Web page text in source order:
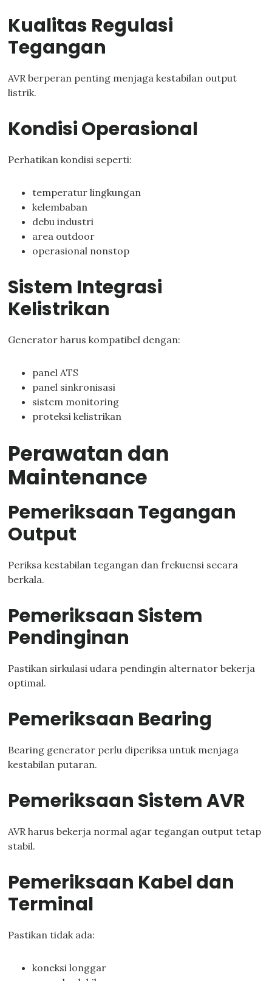
Kualitas Regulasi
Tegangan
AVR berperan penting menjaga kestabilan output
listrik.
Kondisi Operasional
Perhatikan kondisi seperti:
temperatur lingkungan
kelembaban
debu industri
area outdoor
operasional nonstop
Sistem Integrasi
Kelistrikan
Generator harus kompatibel dengan:
panel ATS
panel sinkronisasi
sistem monitoring
proteksi kelistrikan
Perawatan dan
Maintenance
Pemeriksaan Tegangan
Output
Periksa kestabilan tegangan dan frekuensi secara
berkala.
Pemeriksaan Sistem
Pendinginan
Pastikan sirkulasi udara pendingin alternator bekerja
optimal.
Pemeriksaan Bearing
Bearing generator perlu diperiksa untuk menjaga
kestabilan putaran.
Pemeriksaan Sistem AVR
AVR harus bekerja normal agar tegangan output tetap
stabil.
Pemeriksaan Kabel dan
Terminal
Pastikan tidak ada:
koneksi longgar